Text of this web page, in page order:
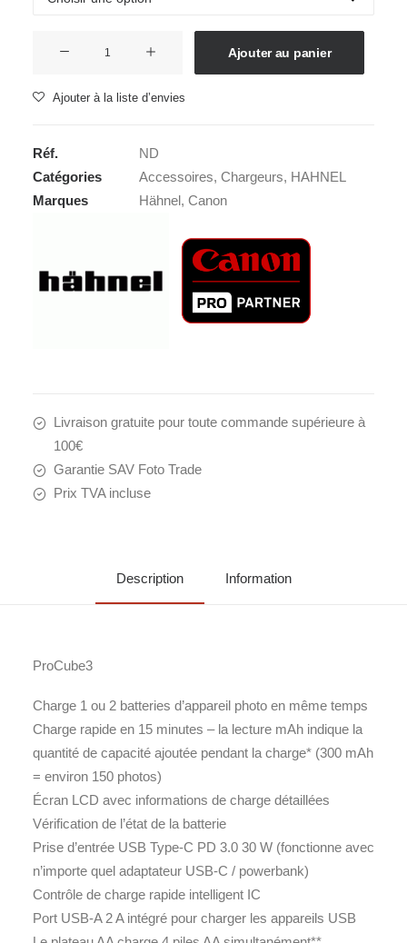
HAHNEL
Ajouter au panier
Ajouter à la liste d’envies
Réf.
ND
Catégories
Accessoires, Chargeurs, HAHNEL
Marques
Hähnel, Canon
Livraison gratuite pour toute commande supérieure à
100€
Garantie SAV Foto Trade
Prix TVA incluse
Description Information
ProCube3
Charge 1 ou 2 batteries d’appareil photo en même temps
Charge rapide en 15 minutes – la lecture mAh indique la
quantité de capacité ajoutée pendant la charge* (300 mAh
= environ 150 photos)
Écran LCD avec informations de charge détaillées
Vérification de l’état de la batterie
Prise d’entrée USB Type-C PD 3.0 30 W (fonctionne avec
n’importe quel adaptateur USB-C / powerbank)
Contrôle de charge rapide intelligent IC
Port USB-A 2 A intégré pour charger les appareils USB